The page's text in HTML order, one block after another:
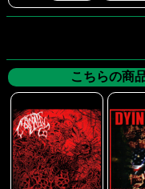
こちらの商